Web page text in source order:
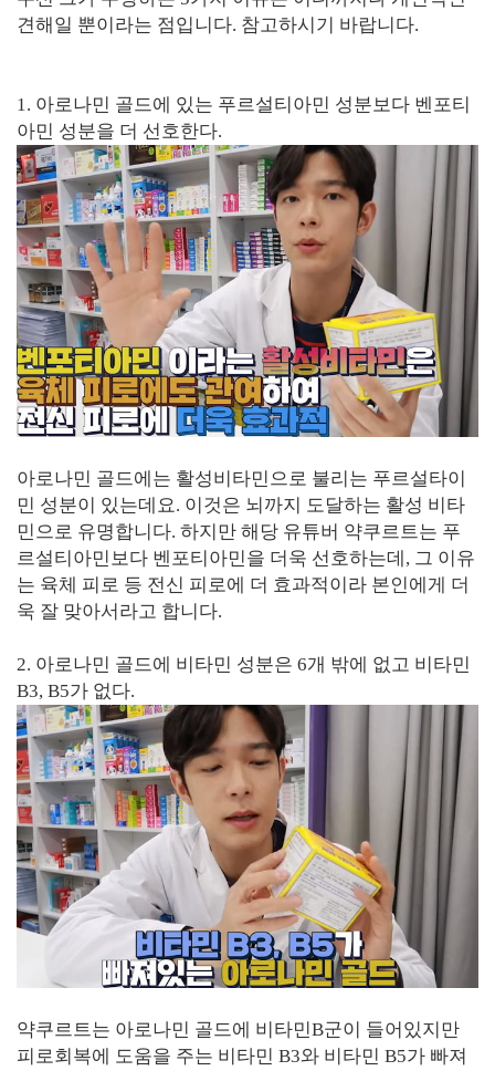
견해일 뿐이라는 점입니다. 참고하시기 바랍니다.
1. 아로나민 골드에 있는 푸르설티아민 성분보다 벤포티
아민 성분을 더 선호한다.
아로나민 골드에는 활성비타민으로 불리는 푸르설타이
민 성분이 있는데요. 이것은 뇌까지 도달하는 활성 비타
민으로 유명합니다. 하지만 해당 유튜버 약쿠르트는 푸
르설티아민보다 벤포티아민을 더욱 선호하는데, 그 이유
는 육체 피로 등 전신 피로에 더 효과적이라 본인에게 더
욱 잘 맞아서라고 합니다.
2. 아로나민 골드에 비타민 성분은 6개 밖에 없고 비타민
B3, B5가 없다.
약쿠르트는 아로나민 골드에 비타민B군이 들어있지만
피로회복에 도움을 주는 비타민 B3와 비타민 B5가 빠져